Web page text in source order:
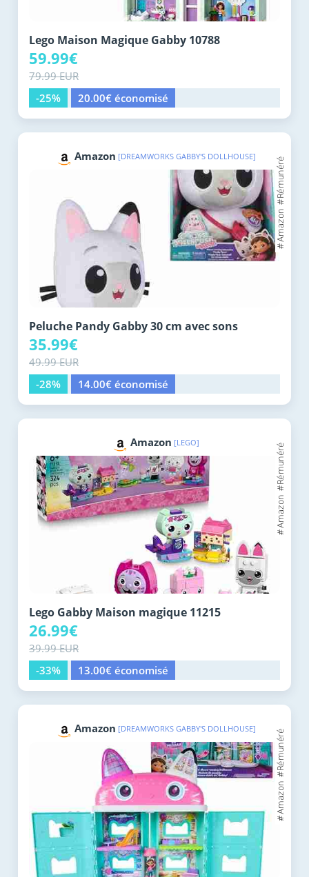
Lego Maison Magique Gabby 10788
59.99€
79.99 EUR
-25%
20.00€ économisé
Amazon [DREAMWORKS GABBY'S DOLLHOUSE]
Peluche Pandy Gabby 30 cm avec sons
35.99€
49.99 EUR
-28%
14.00€ économisé
Amazon [LEGO]
Lego Gabby Maison magique 11215
26.99€
39.99 EUR
-33%
13.00€ économisé
Amazon [DREAMWORKS GABBY'S DOLLHOUSE]